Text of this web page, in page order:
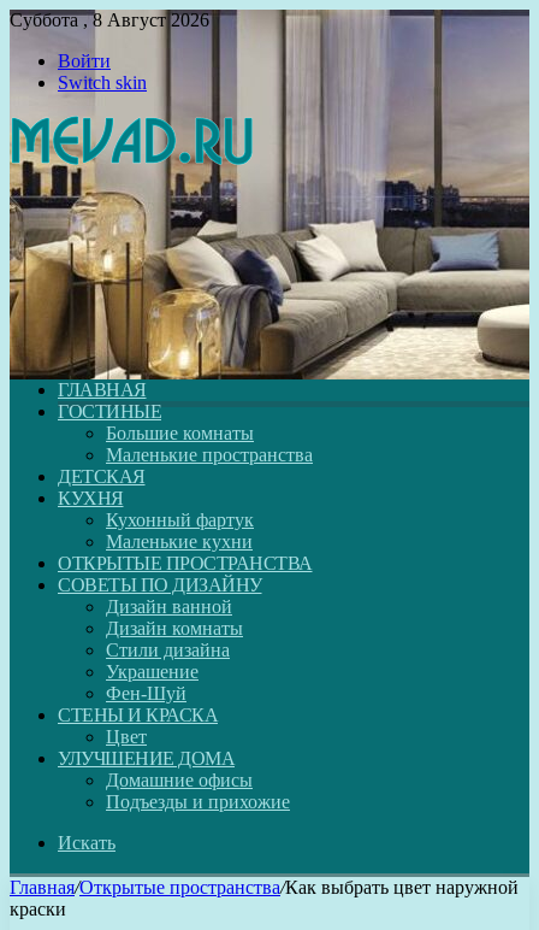
Суббота , 8 Август 2026
Войти
Switch skin
ГЛАВНАЯ
ГОСТИНЫЕ
Большие комнаты
Маленькие пространства
ДЕТСКАЯ
КУХНЯ
Кухонный фартук
Маленькие кухни
ОТКРЫТЫЕ ПРОСТРАНСТВА
СОВЕТЫ ПО ДИЗАЙНУ
Дизайн ванной
Дизайн комнаты
Стили дизайна
Украшение
Фен-Шуй
СТЕНЫ И КРАСКА
Цвет
УЛУЧШЕНИЕ ДОМА
Домашние офисы
Подъезды и прихожие
Искать
Главная/Открытые пространства/Как выбрать цвет наружной
краски